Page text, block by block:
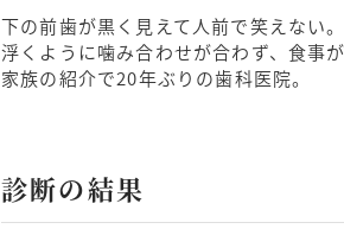
下の前歯が黒く見えて人前で笑えない。
浮くように噛み合わせが合わず、食事が
家族の紹介で20年ぶりの歯科医院。
診断の結果